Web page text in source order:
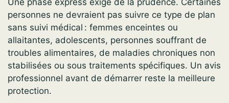
personnes ne devraient pas suivre ce type de plan
sans suivi médical : femmes enceintes ou
allaitantes, adolescents, personnes souffrant de
troubles alimentaires, de maladies chroniques non
stabilisées ou sous traitements spécifiques. Un avis
professionnel avant de démarrer reste la meilleure
protection.